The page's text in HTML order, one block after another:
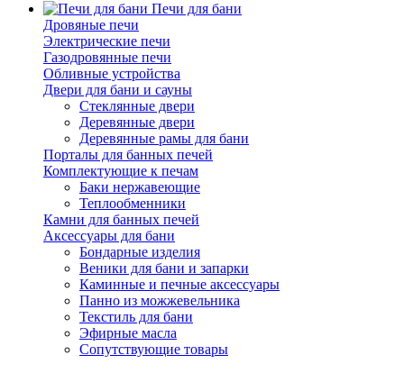
Печи для бани
Дровяные печи
Электрические печи
Газодровянные печи
Обливные устройства
Двери для бани и сауны
Стеклянные двери
Деревянные двери
Деревянные рамы для бани
Порталы для банных печей
Комплектующие к печам
Баки нержавеющие
Теплообменники
Камни для банных печей
Аксессуары для бани
Бондарные изделия
Веники для бани и запарки
Каминные и печные аксессуары
Панно из можжевельника
Текстиль для бани
Эфирные масла
Сопутствующие товары